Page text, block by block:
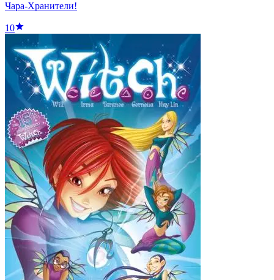
Чара-Хранители!
10